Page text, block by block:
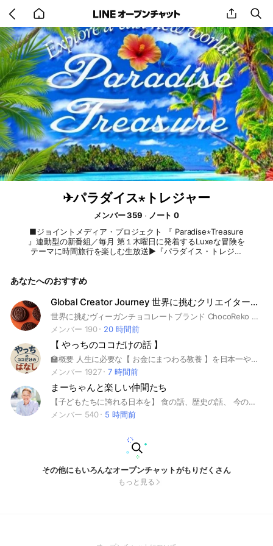
back
to
home
share
✈パラダイス⋆トレジャー
メンバー 359
ノート 0
■ジョイントメディア・プロジェクト 『 Paradise⋆Treasure
』連動型の新番組／毎月 第１木曜日に発着するLuxeな冒険を
テーマに時間旅行を楽しむ生放送▶︎『パラダイス・トレジャ
99ヵ国目=更新中のDJ堀井朋子と、海外を駆け巡り[輸入の神
く楽しく優雅にご案内いたします！▷コメントも大歓迎♡どう
ぞお気軽にご参加ください♬ ───────────── 毎月第１木
曜日／19:30〜20:00 メインパーソナリティー／堀井朋子 Exe
cutiveコーナー(後半出演)／大須賀 祐 ───────────── #パ
ラダイストレジャー #海外 #世界一周 #旅行 #アナウンサー #
堀井朋子 #コンサルタント #大須賀祐
あなたへのおすすめ
Global Creator Journey 世界に挑むクリエイター配信
世界に挑むヴィーガンチョコレートブランド ChocoReko 創業者。 海外展開の現場で起きる"日々のチャレンジと学び"を毎日配信。 作品づくりの裏側から、唯一無二の魅力を言語化して「選ばれる理由」に変えるまでを等身大でシェアします。 対象：パン／お菓子／紅茶／アート／工芸など、世界観で勝負するクリエイター＆小規模事業者。 📱 最新情報・無料ワークは公式LINEから https://lin.ee/fhrupGe 🌐 ChocoReko HP: https://chocoreko.com/ 🛒 オンラインショップ: https://chocoreko.shop/ 📸 Instagram: @chocoreko @chocolate_reiko
メンバー 190
20 時間前
【 やっちのココだけの話 】
🏫概要 人生に必要な【 お金にまつわる教養 】を日本一やさしく学べるオープンチャットです 🔰はじめての方へ このチャットは2021年3月から放送をスタートした「ゼロからのお金の学校」シリーズが前身となります。 お金のことを学ぶのに、参加費が必要なのは何か変だな。と思って全てFREEにしています。 たくさん学んで、人生を豊かにしてもらえるのが１番の喜びです！一緒に勉強して成長しましょう♪
メンバー 1927
7 時間前
まーちゃんと楽しい仲間たち
【子どもたちに誇れる日本を】 食の話、歴史の話、 今の政治や経済の話を 分かりやすく朝にお届けしています。 月〜土 8:18〜9:00 ニュースでは分からない視点を 一緒に学びませんか？ イベントの先行案内もあります。
メンバー 540
5 時間前
その他にもいろんなオープンチャットがもりだくさん
もっと見る